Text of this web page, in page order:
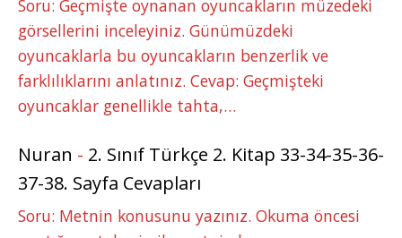
Soru: Geçmişte oynanan oyuncakların müzedeki
görsellerini inceleyiniz. Günümüzdeki
oyuncaklarla bu oyuncakların benzerlik ve
farklılıklarını anlatınız. Cevap: Geçmişteki
oyuncaklar genellikle tahta,…
Nuran - 2. Sınıf Türkçe 2. Kitap 33-34-35-36-
37-38. Sayfa Cevapları
Soru: Metnin konusunu yazınız. Okuma öncesi